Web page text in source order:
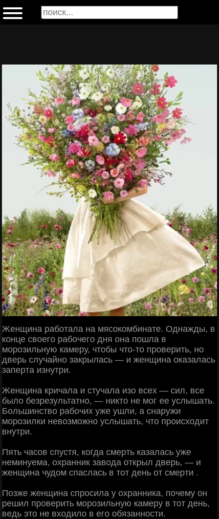
Женщина работала на мясокомбинате. Однажды, в
конце своего рабочего дня она пошла в
морозильную камеру, чтобы что-то проверить, но
дверь случайно закрылась — и женщина оказалась
заперта изнутри.
Женщина кричала и стучала изо всех — сил, все
было безрезультатно, — никто не мог ее услышать.
Большинство рабочих уже ушли, а снаружи
морозилки невозможно услышать, что происходит
внутри.
Пять часов спустя, когда смерть казалась уже
неминуема, охранник завода открыл дверь, — и
женщина чудом спаслась в тот день от смерти .
Позже женщина спросила у охранника, почему он
решил проверить морозильную камеру в тот день,
ведь это не входило в его обязанности.